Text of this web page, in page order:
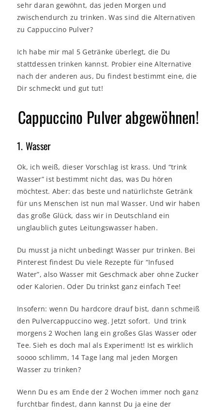
sehr daran gewöhnt, das jeden Morgen und
zwischendurch zu trinken. Was sind die Alternativen
zu Cappuccino Pulver?
Ich habe mir mal 5 Getränke überlegt, die Du
stattdessen trinken kannst. Probier eine Alternative
nach der anderen aus, Du findest bestimmt eine, die
Dir schmeckt und gut tut!
Cappuccino Pulver abgewöhnen!
1. Wasser
Ok, ich weiß, dieser Vorschlag ist krass. Und “trink
Wasser” ist bestimmt nicht das, was Du hören
möchtest. Aber: das beste und natürlichste Getränk
für uns Menschen ist nun mal Wasser. Und wir haben
das große Glück, dass wir in Deutschland ein
unglaublich gutes Leitungswasser haben.
Du musst ja nicht unbedingt Wasser pur trinken. Bei
Pinterest findest Du viele Rezepte für “Infused
Water”, also Wasser mit Geschmack aber ohne Zucker
oder Kalorien. Oder Du trinkst ganz einfach Tee!
Insofern: wenn Du hardcore drauf bist, dann schmeiß
den Pulvercappuccino weg. Jetzt sofort. Und trink
morgens 2 Wochen lang ein großes Glas Wasser oder
Tee. Sieh es doch mal als Experiment! Ist es wirklich
soooo schlimm, 14 Tage lang mal jeden Morgen
Wasser zu trinken?
Wenn Du es am Ende der 2 Wochen immer noch ganz
furchtbar findest, dann kannst Du ja eine der